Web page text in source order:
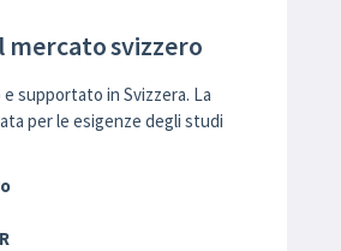
svizzero
supportato in Svizzera. La
per le esigenze degli studi